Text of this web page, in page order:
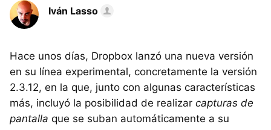
Iván Lasso
Hace unos días, Dropbox lanzó una nueva versión
en su línea experimental, concretamente la versión
2.3.12, en la que, junto con algunas características
más, incluyó la posibilidad de realizar capturas de
pantalla que se suban automáticamente a su